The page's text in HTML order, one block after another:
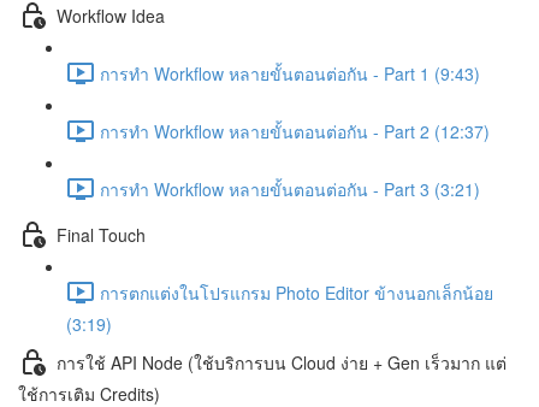
Workflow Idea
การทำ Workflow หลายขั้นตอนต่อกัน - Part 1 (9:43)
การทำ Workflow หลายขั้นตอนต่อกัน - Part 2 (12:37)
การทำ Workflow หลายขั้นตอนต่อกัน - Part 3 (3:21)
Final Touch
การตกแต่งในโปรแกรม Photo Editor ข้างนอกเล็กน้อย
(3:19)
การใช้ API Node (ใช้บริการบน Cloud ง่าย + Gen เร็วมาก แต่
ใช้การเติม Credits)